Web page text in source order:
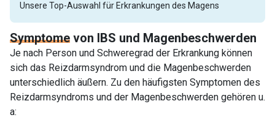
Symptome von IBS und Magenbeschwerden
Je nach Person und Schweregrad der Erkrankung können
sich das Reizdarmsyndrom und die Magenbeschwerden
unterschiedlich äußern. Zu den häufigsten Symptomen des
Reizdarmsyndroms und der Magenbeschwerden gehören u.
a:
Unsere Top-Auswahl für Erkrankungen des Magens